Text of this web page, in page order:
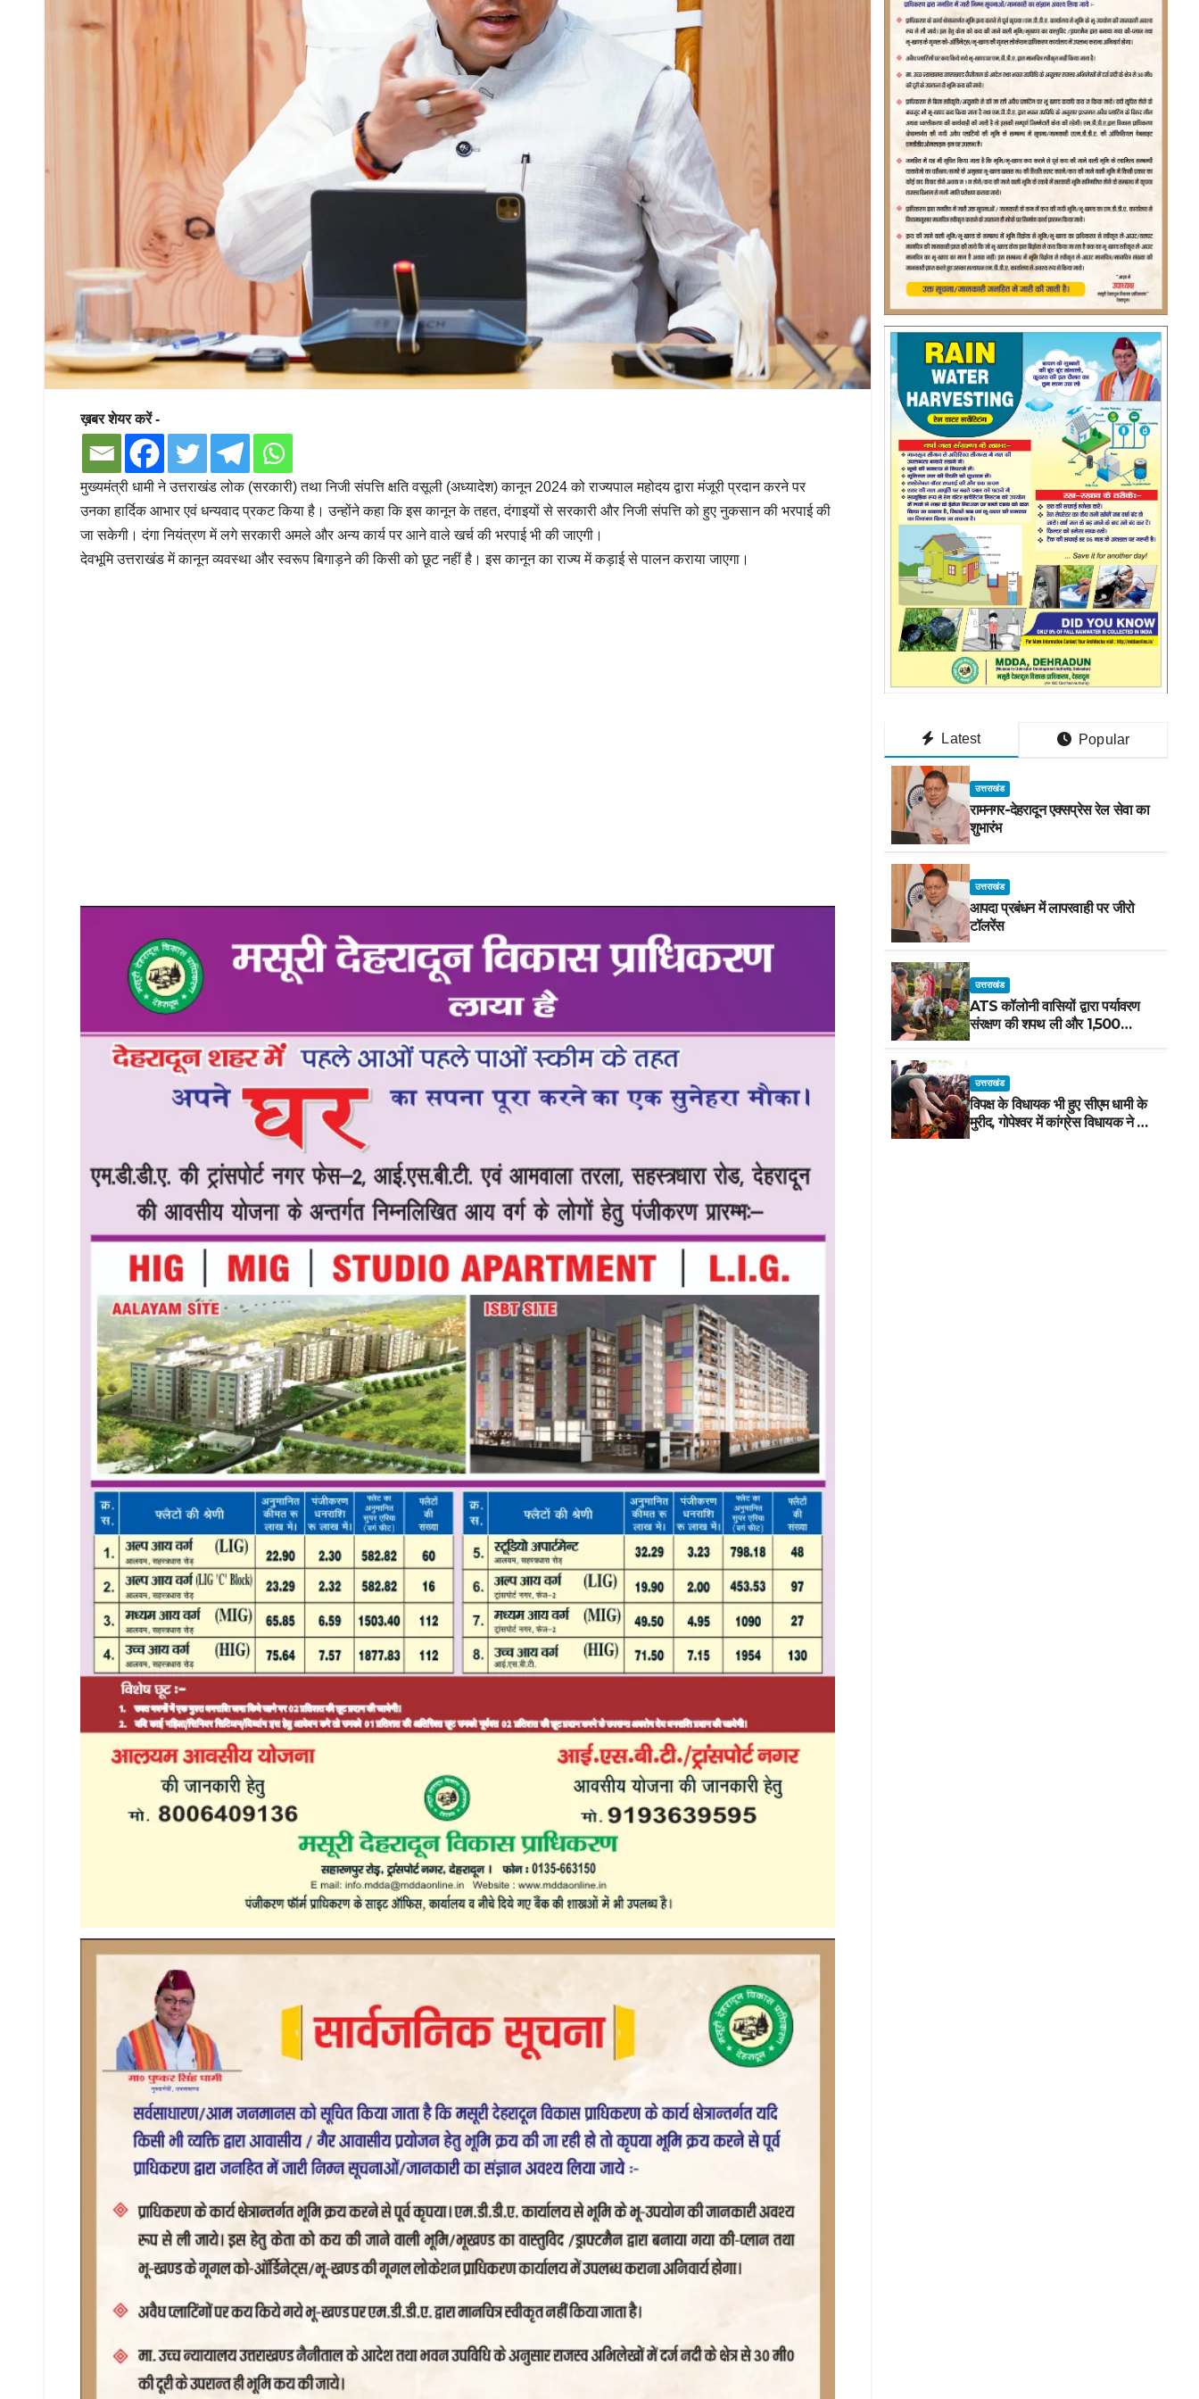
ख़बर शेयर करें -
मुख्यमंत्री धामी ने उत्तराखंड लोक (सरकारी) तथा निजी संपत्ति क्षति वसूली (अध्यादेश) कानून 2024 को राज्यपाल महोदय द्वारा मंजूरी प्रदान करने पर
उनका हार्दिक आभार एवं धन्यवाद प्रकट किया है। उन्होंने कहा कि इस कानून के तहत, दंगाइयों से सरकारी और निजी संपत्ति को हुए नुकसान की भरपाई की
जा सकेगी। दंगा नियंत्रण में लगे सरकारी अमले और अन्य कार्य पर आने वाले खर्च की भरपाई भी की जाएगी।
देवभूमि उत्तराखंड में कानून व्यवस्था और स्वरूप बिगाड़ने की किसी को छूट नहीं है। इस कानून का राज्य में कड़ाई से पालन कराया जाएगा।
Latest Popular
उत्तराखंड
रामनगर-देहरादून एक्सप्रेस रेल सेवा का
शुभारंभ
उत्तराखंड
आपदा प्रबंधन में लापरवाही पर जीरो
टॉलरेंस
उत्तराखंड
ATS कॉलोनी वासियों द्वारा पर्यावरण
संरक्षण की शपथ ली और 1,500
पौधरोपण किया
उत्तराखंड
विपक्ष के विधायक भी हुए सीएम धामी के
मुरीद, गोपेश्वर में कांग्रेस विधायक ने मंच
से की खुलकर तारीफ*